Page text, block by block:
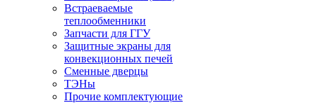
Встраеваемые
теплообменники
Запчасти для ГГУ
Защитные экраны для
конвекционных печей
Сменные дверцы
ТЭНы
Прочие комплектующие